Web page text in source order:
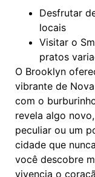
Desfrutar
locais
Visitar o
pratos
O Brooklyn
vibrante de
com o
revela algo
peculiar ou um
cidade que
você descobre
vivencia o